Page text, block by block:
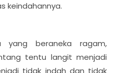
keindahannya.
yang beraneka ragam,
tentu langit menjadi
tidak indah dan tidak